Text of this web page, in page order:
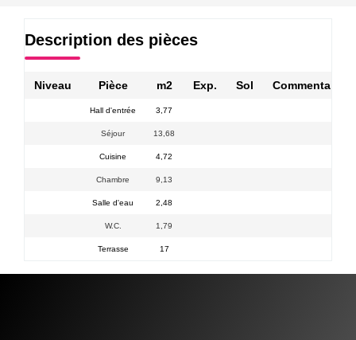
Description des pièces
Niveau Pièce m2 Exp. Sol Commentaires
Hall d'entrée 3,77
Séjour 13,68
Cuisine 4,72
Chambre 9,13
Salle d'eau 2,48
W.C. 1,79
Terrasse 17